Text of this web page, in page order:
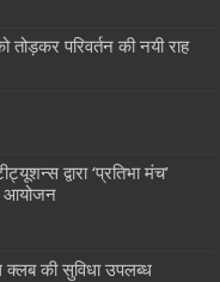
परिवर्तन की नयी राह
द्वारा ‘प्रतिभा मंच’
आयोजन
की सुविधा उपलब्ध